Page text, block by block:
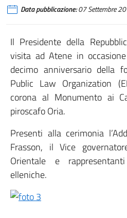
Data pubblicazione:07 Settembre
Il Presidente della
visita ad Atene in
decimo anniversario della
Public Law Organization
corona al Monumento ai
piroscafo Oria.
Presenti alla cerimonia
Frasson, il Vice
Orientale e
elleniche.